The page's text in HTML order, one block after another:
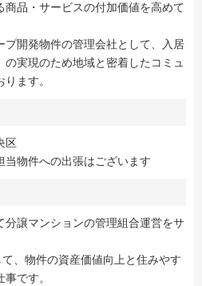
商品・サービスの付加価値を高めて
プ開発物件の管理会社として、入居
実現のため地域と密着したコミュ
ます。
区
物件への出張はございます
分譲マンションの管理組合運営をサ
、物件の資産価値向上と住みやす
です。